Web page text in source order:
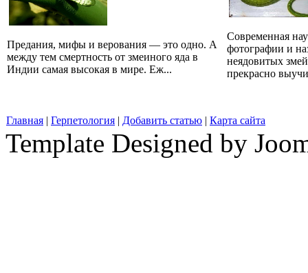
Предания, мифы и верования — это одно. А
между тем смертность от змеиного яда в
Индии самая высокая в мире. Еж...
Современная
фотографии и
неядовитых
прекрасно
Главная | Герпетология | Добавить статью | Карта сайта
Template Designed by